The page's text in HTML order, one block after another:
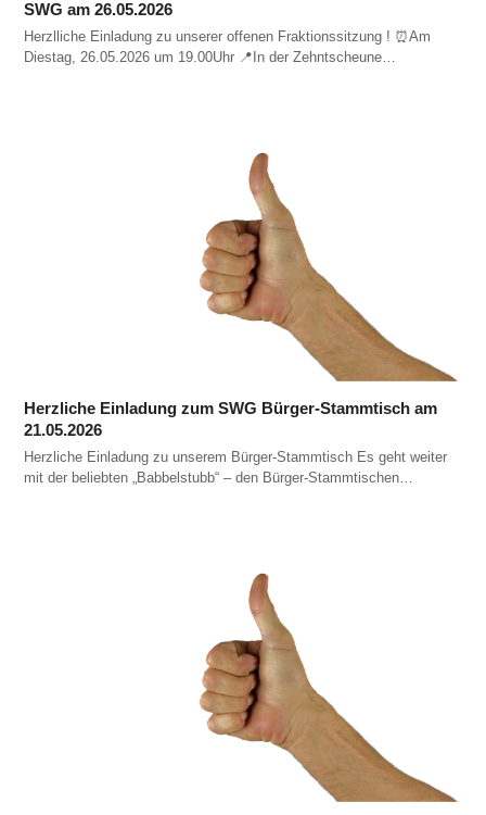
SWG am 26.05.2026
Herzlliche Einladung zu unserer offenen Fraktionssitzung ! ⏰️Am
Diestag, 26.05.2026 um 19.00Uhr 📍In der Zehntscheune…
Herzliche Einladung zum SWG Bürger-Stammtisch am
21.05.2026
Herzliche Einladung zu unserem Bürger-Stammtisch Es geht weiter
mit der beliebten „Babbelstubb“ – den Bürger-Stammtischen…